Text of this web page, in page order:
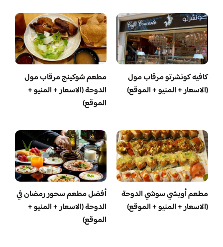
كافيه كونشرتو مرقاب مول
(الاسعار + المنيو + الموقع)
مطعم شوكينج مرقاب مول
الدوحة (الاسعار + المنيو +
الموقع)
مطعم أويشي سوشي الدوحة
(الاسعار + المنيو + الموقع)
أفضل مطعم سحور رمضان في
الدوحة (الاسعار + المنيو +
الموقع)